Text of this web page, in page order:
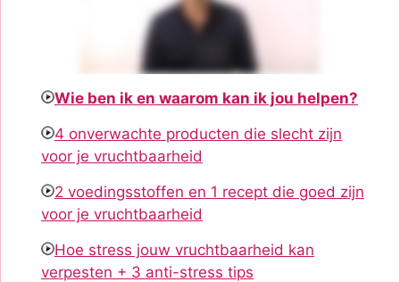
Wie ben ik en waarom kan ik jou helpen?
4 onverwachte producten die slecht zijn
voor je vruchtbaarheid
2 voedingsstoffen en 1 recept die goed zijn
voor je vruchtbaarheid
Hoe stress jouw vruchtbaarheid kan
verpesten + 3 anti-stress tips